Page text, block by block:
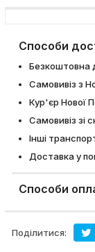
Способи
Безкоштовна
Самовивіз з
Кур'єр Нової
Самовивіз зі
Інші
Доставка у
Способи
Поділитися: